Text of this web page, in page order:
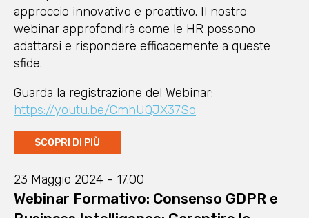
approccio innovativo e proattivo. Il nostro
webinar approfondirà come le HR possono
adattarsi e rispondere efficacemente a queste
sfide.
Guarda la registrazione del Webinar:
https://youtu.be/CmhUQJX37So
SCOPRI DI PIÙ
23 Maggio 2024 - 17.00
Webinar Formativo: Consenso GDPR e